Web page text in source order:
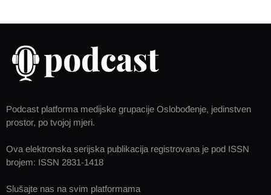
Podcast platforma medijske grupacije Oslobođenje, jedinstven
prostor, po tvojoj mjeri.
Ova elektronska serijska publikacija registrovana je pod ISSN
brojem: ISSN 2831-1418
Slušajte nas na svim platformama